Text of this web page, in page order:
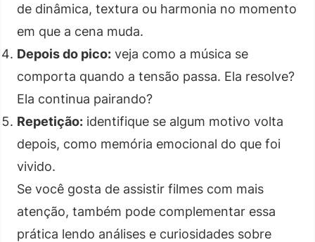
de dinâmica, textura ou harmonia no momento
em que a cena muda.
Depois do pico: veja como a música se
comporta quando a tensão passa. Ela resolve?
Ela continua pairando?
Repetição: identifique se algum motivo volta
depois, como memória emocional do que foi
vivido.
Se você gosta de assistir filmes com mais
atenção, também pode complementar essa
prática lendo análises e curiosidades sobre